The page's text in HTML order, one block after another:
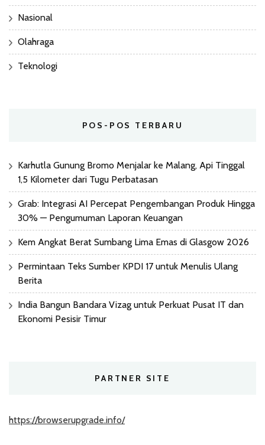
Nasional
Olahraga
Teknologi
POS-POS TERBARU
Karhutla Gunung Bromo Menjalar ke Malang, Api Tinggal
1,5 Kilometer dari Tugu Perbatasan
Grab: Integrasi AI Percepat Pengembangan Produk Hingga
30% — Pengumuman Laporan Keuangan
Kem Angkat Berat Sumbang Lima Emas di Glasgow 2026
Permintaan Teks Sumber KPDI 17 untuk Menulis Ulang
Berita
India Bangun Bandara Vizag untuk Perkuat Pusat IT dan
Ekonomi Pesisir Timur
PARTNER SITE
https://browserupgrade.info/